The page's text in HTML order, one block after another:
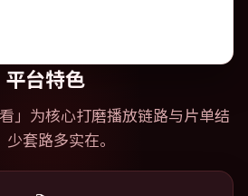
实地取景，增强真实质感。
平台特色
」为核心打磨播放链路与片单结
少套路多实在。